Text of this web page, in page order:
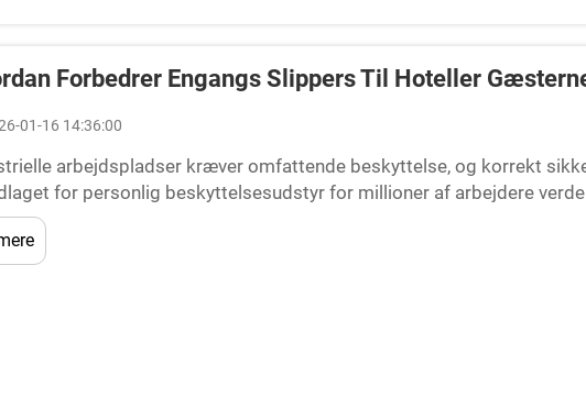
Forbedrer Engangs Slippers Til Hoteller
01-16 14:36:00
arbejdspladser kræver omfattende beskyttelse, og korrekt
for personlig beskyttelsesudstyr for millioner af arbejdere
fodtøjsløsninger yder nødvendig beskyttelse mod utallige...